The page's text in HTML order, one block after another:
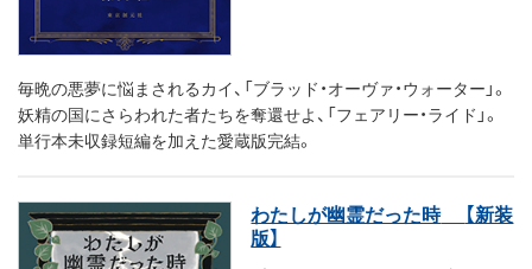
毎晩の悪夢に悩まされるカイ、「ブラッド・オーヴァ・ウォーター」。
妖精の国にさらわれた者たちを奪還せよ、「フェアリー・ライド」。
単行本未収録短編を加えた愛蔵版完結。
わたしが幽霊だった時
【新装
版】